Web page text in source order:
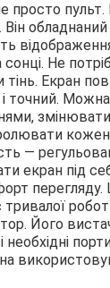
просто
Він
Не
Екран
точний.
—
екран під
тривалої
Його